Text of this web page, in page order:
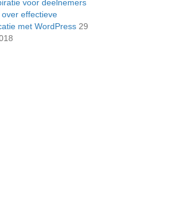
voor deelnemers
effectieve
met WordPress 29